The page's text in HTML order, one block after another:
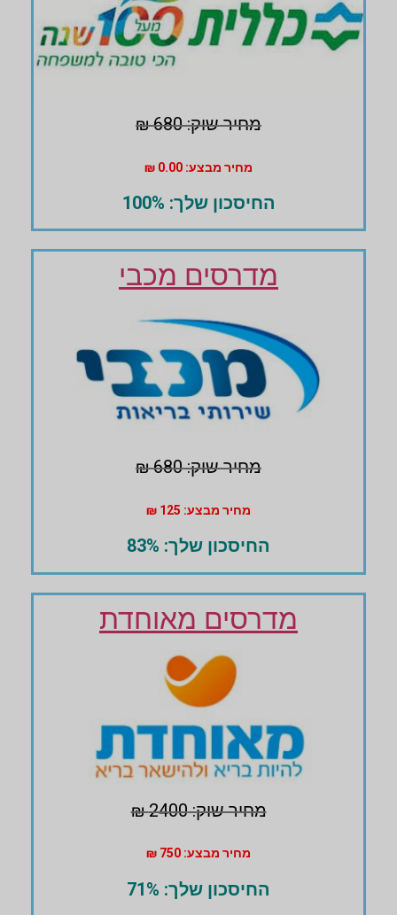
מחיר שוק: 680 ₪
מחיר מבצע: 0.00 ₪
החיסכון שלך: 100%
מדרסים מכבי
מחיר שוק: 680 ₪
מחיר מבצע: 125 ₪
החיסכון שלך: 83%
מדרסים מאוחדת
מחיר שוק: 2400 ₪
מחיר מבצע: 750 ₪
החיסכון שלך: 71%